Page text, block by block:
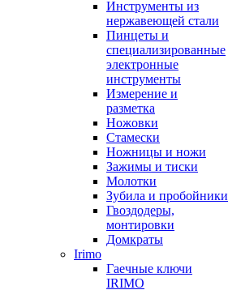
Инструменты из
нержавеющей стали
Пинцеты и
специализированные
электронные
инструменты
Измерение и
разметка
Ножовки
Стамески
Ножницы и ножи
Зажимы и тиски
Молотки
Зубила и пробойники
Гвоздодеры,
монтировки
Домкраты
Irimo
Гаечные ключи
IRIMO